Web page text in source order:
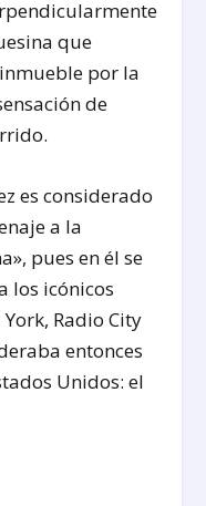
que
por la
de
es considerado
a la
pues en él se
los icónicos
Radio City
entonces
Unidos: el